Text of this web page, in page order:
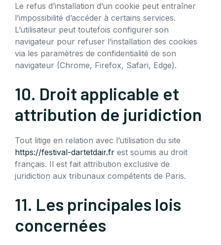
Le refus d’installation d’un cookie peut entraîner
l’impossibilité d’accéder à certains services.
L’utilisateur peut toutefois configurer son
navigateur pour refuser l’installation des cookies
via les paramètres de confidentialité de son
navigateur (Chrome, Firefox, Safari, Edge).
10. Droit applicable et
attribution de juridiction
Tout litige en relation avec l’utilisation du site
https://festival-dartetdair.fr est soumis au droit
français. Il est fait attribution exclusive de
juridiction aux tribunaux compétents de Paris.
11. Les principales lois
concernées